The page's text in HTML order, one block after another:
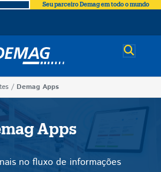
Seu parceiro Demag em todo o mundo
Demag Apps
Apps
no fluxo de informações